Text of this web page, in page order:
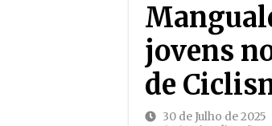
jovens
de
30 de Julho de 2025